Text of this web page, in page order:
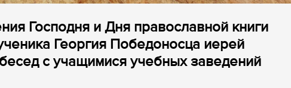
Господня и Дня православной книги
Георгия Победоносца иерей
с учащимися учебных заведений